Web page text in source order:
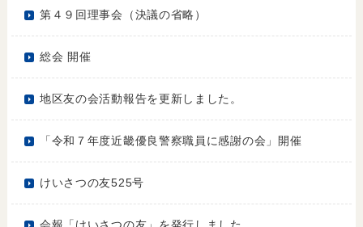
第４９回理事会（決議の省略）
総会 開催
地区友の会活動報告を更新しました。
「令和７年度近畿優良警察職員に感謝の会」開催
けいさつの友525号